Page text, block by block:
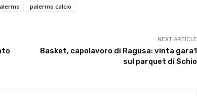
palermo calcio
NEXT ARTICLE
Basket, capolavoro di Ragusa: vinta gara1
sul parquet di Schio